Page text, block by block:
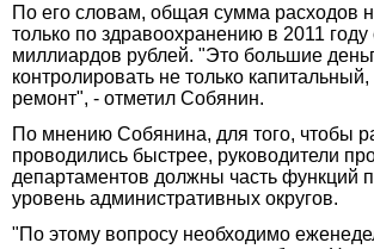
По его словам, общая сумма расходов
только по здравоохранению в 2011 году
миллиардов рублей. "Это большие
контролировать не только
ремонт", - отметил Собянин.
По мнению Собянина, для того, чтобы
проводились быстрее, руководители
департаментов должны часть функций
уровень административных округов.
"По этому вопросу необходимо